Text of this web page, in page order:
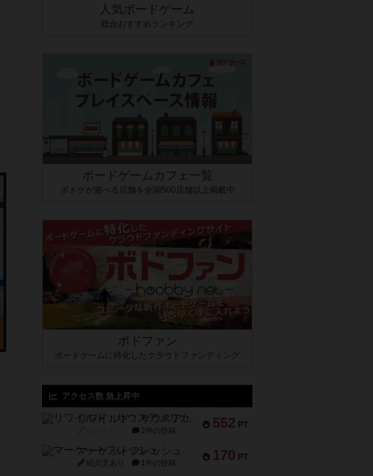
人気ボードゲーム
総合おすすめランキング
ボードゲームカフェ一覧
ボドゲが遊べる店舗を全国500店舗以上掲載中
ボドファン
ボードゲームに特化したクラウドファンディング
アクセス数 急上昇中
552 PT
リワイルド：サウスアメリカ
2件の投稿
170 PT
マーケットフレッシュ
紹介文あり 1件の投稿